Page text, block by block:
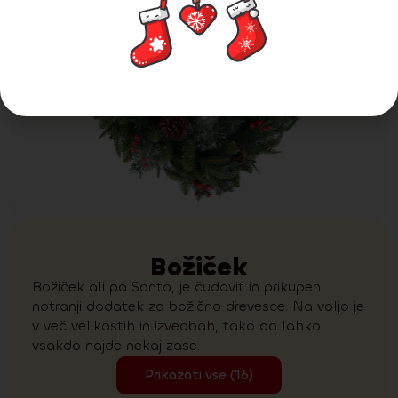
Božiček
Božiček ali pa Santa, je čudovit in prikupen
notranji dodatek za božično drevesce. Na voljo je
v več velikostih in izvedbah, tako da lahko
vsakdo najde nekaj zase.
Prikazati vse (16)